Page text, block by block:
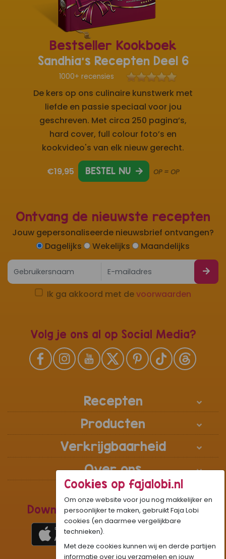
Ontvang de nieuwste recepten
Jouw gepersonaliseerde nieuwsbrief ontvangen?
Dagelijks
Wekelijks Maandelijks
Ik ga akkoord met devoorwaarden
Volg je ons al op Social Media?
Recepten
Producten
Verkrijgbaarheid
Over ons
Download de Recepten Webapp
WhatsApp Community:
Bestseller Kookboek
Sandhia's Recepten Deel 6
1000+ recensies
De kers op ons culinaire kunstwerk met
liefde en passie speciaal voor jou
geschreven. Met circa 250 pagina’s,
hard cover, full colour foto’s en
kookvideo's van elk nieuw gerecht.
€19,95 BESTEL NU OP = OP
Cookies op fajalobi.nl
Om onze website voor jou nog makkelijker en
persoonlijker te maken, gebruikt Faja Lobi
cookies (en daarmee vergelijkbare
technieken).
Met deze cookies kunnen wij en derde partijen
informatie over jou verzamelen en jouw